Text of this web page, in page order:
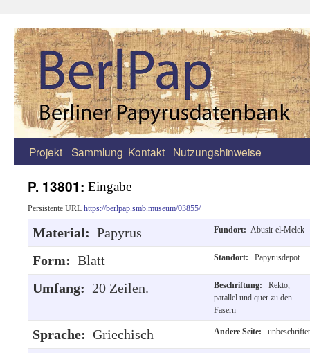
Zum
springen
Projekt Sammlung Kontakt Nutzungshinweise
P. 13801: Eingabe
Persistente URL https://berlpap.smb.museum/03855/
Material: Papyrus Fundort: Abusir el-Melek
Form: Blatt Standort: Papyrusdepot
Umfang: 20 Zeilen. Beschriftung:
Rekto,
parallel und quer zu den
Fasern
Sprache: Griechisch Andere Seite: unbeschriftet